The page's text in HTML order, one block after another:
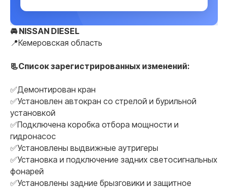
🚘 NISSAN DIESEL
📍Кемеровская область
📃Список зарегистрированных изменений:
✅Демонтирован кран
✅Установлен автокран со стрелой и бурильной
установкой
✅Подключена коробка отбора мощности и
гидронасос
✅Установлены выдвижные аутригеры
✅Установка и подключение задних светосигнальных
фонарей
✅Установлены задние брызговики и защитное